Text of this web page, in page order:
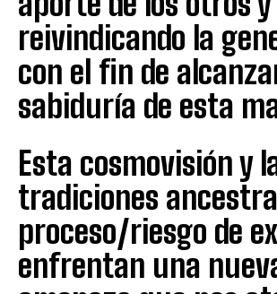
reivindicando la
con el fin de
sabiduría de esta
Esta cosmovisión y
tradiciones
proceso/riesgo de
enfrentan una